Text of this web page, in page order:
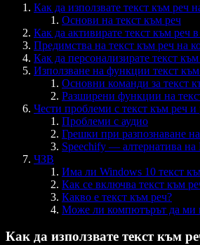
Как да използвате текст към реч
Основи на текст към реч
Как да активирате текст към реч
Предимства на текст към реч на
Как да персонализирате текст
Използване на функции текст
Основни команди за текст
Разширени функции на
Чести проблеми с текст към реч
Проблеми с аудио
Грешки при разпознаване
Speechify — алтернатива на
ЧЗВ
Има ли Windows 10 текст
Как се включва текст към
Какво е текст към реч?
Може ли компютърът да ми
Как да използвате текст към